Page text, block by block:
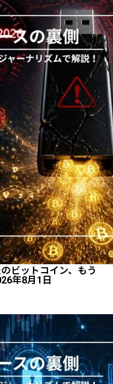
ビットコイン、もう
年8月1日